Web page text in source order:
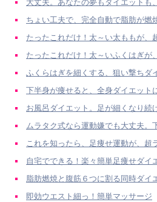
大丈夫。あなたの夢もダイエットも
ちょい工夫で、完全自動で脂肪が燃
たったこれだけ！太～い太ももが、
たったこれだけ！太～いふくはぎが
ふくらはぎを細くする、狙い撃ちダ
下半身が痩せると、全身ダイエット
お風呂ダイエット。足が細くなり続
ムラタク式なら運動嫌でも大丈夫。
これを知ったら、足痩せ運動が、超
自宅でできる！楽々簡単足痩せダイ
脂肪燃焼と腹筋６つに割る同時ダイ
即効ウエスト細っ！簡単マッサージ